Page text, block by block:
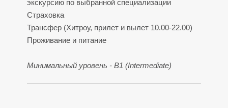
экскурсию по выбранной специализации
Страховка
Трансфер (Хитроу, прилет и вылет 10.00-22.00)
Проживание и питание
Минимальный уровень - B1 (Intermediate)